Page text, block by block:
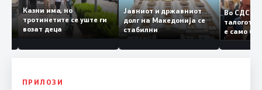
и
Казни има, но
тротинетите се уште ги
возат деца
Јавниот и државниот
долг на Македонија се
стабилни
Во
е само
копија
Заев
ПРИЛОЗИ